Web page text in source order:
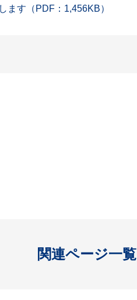
ます（PDF：1,456KB）
関連ページ一覧
開く